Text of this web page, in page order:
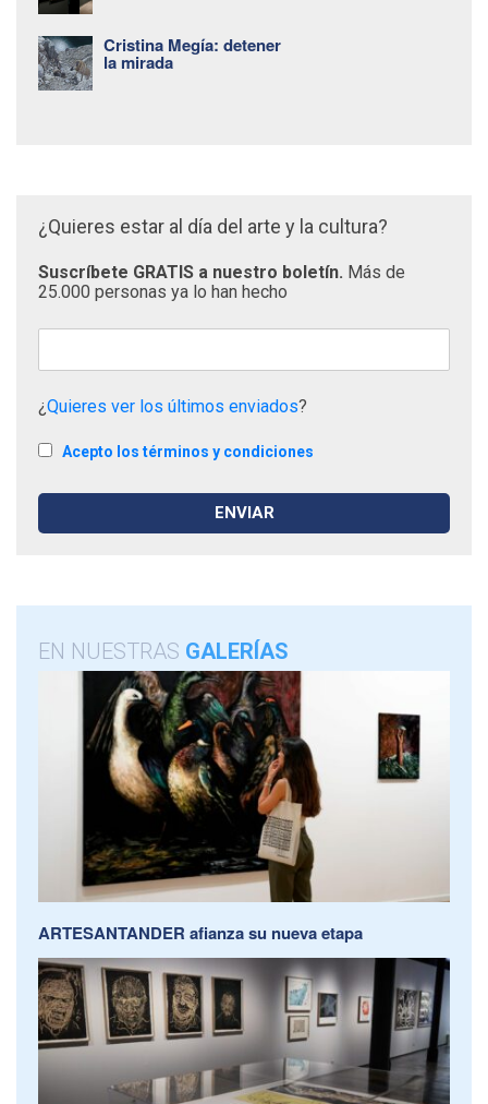
Cristina Megía: detener
la mirada
¿Quieres estar al día del arte y la cultura?
Suscríbete GRATIS a nuestro boletín. Más de
25.000 personas ya lo han hecho
¿Quieres ver los últimos enviados?
Acepto los términos y condiciones
EN NUESTRAS GALERÍAS
ARTESANTANDER afianza su nueva etapa